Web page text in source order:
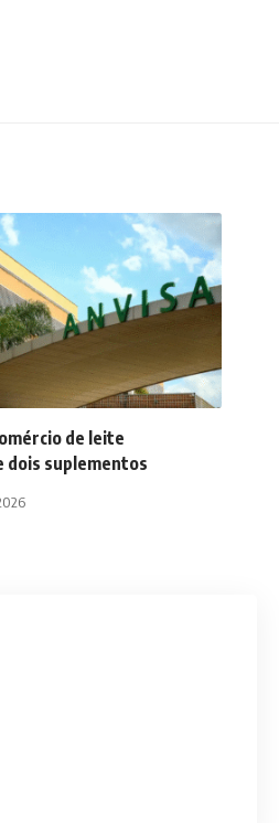
de leite
dois suplementos